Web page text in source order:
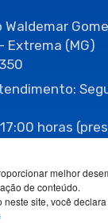
melhor
de conteúdo.
site, você
Waldemar
Extrema (MG)
horas
(35) 3435-3063